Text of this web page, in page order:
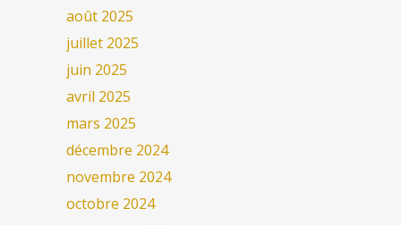
août 2025
juillet 2025
juin 2025
avril 2025
mars 2025
décembre 2024
novembre 2024
octobre 2024